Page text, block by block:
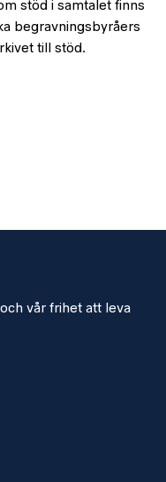
stöd i samtalet finns
begravningsbyråers
till stöd.
vår frihet att leva